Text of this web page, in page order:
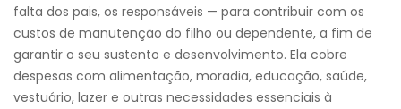
falta dos pais, os responsáveis — para contribuir com os
custos de manutenção do filho ou dependente, a fim de
garantir o seu sustento e desenvolvimento. Ela cobre
despesas com alimentação, moradia, educação, saúde,
vestuário, lazer e outras necessidades essenciais à